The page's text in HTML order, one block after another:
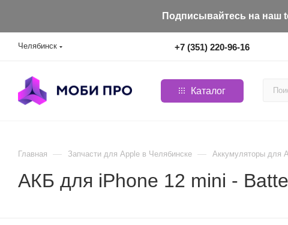
Подписывайтесь на наш
Челябинск +7 (351) 220-96-16
Каталог
Главная — Запчасти для Apple в Челябинске — Aккумуляторы для
АКБ для iPhone 12 mini -